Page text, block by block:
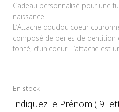
Cadeau personnalisé pour une
naissance.
L’Attache doudou coeur
composé de perles de dentition
foncé, d’un coeur. L’attache est
En stock
Indiquez le Prénom ( 9